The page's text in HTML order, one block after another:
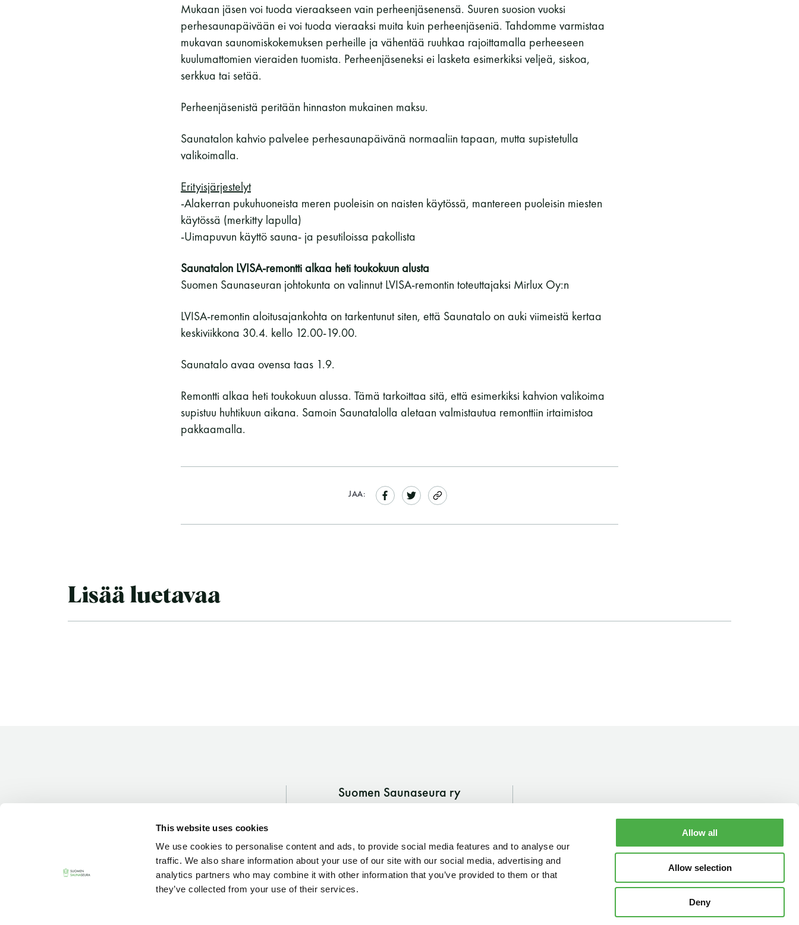
This website uses cookies
We use cookies to personalise content and ads, to provide social media features and to analyse our
traffic. We also share information about your use of our site with our social media, advertising and
analytics partners who may combine it with other information that you’ve provided to them or that
they’ve collected from your use of their services.
Allow all
Allow selection
Deny
Mukaan jäsen voi tuoda vieraakseen vain perheenjäsenensä. Suuren suosion vuoksi
perhesaunapäivään ei voi tuoda vieraaksi muita kuin perheenjäseniä. Tahdomme varmistaa
mukavan saunomiskokemuksen perheille ja vähentää ruuhkaa rajoittamalla perheeseen
kuulumattomien vieraiden tuomista. Perheenjäseneksi ei lasketa esimerkiksi veljeä, siskoa,
serkkua tai setää.
Perheenjäsenistä peritään hinnaston mukainen maksu.
Saunatalon kahvio palvelee perhesaunapäivänä normaaliin tapaan, mutta supistetulla
valikoimalla.
Erityisjärjestelyt
-Alakerran pukuhuoneista meren puoleisin on naisten käytössä, mantereen puoleisin miesten
käytössä (merkitty lapulla)
-Uimapuvun käyttö sauna- ja pesutiloissa pakollista
Saunatalon LVISA-remontti alkaa heti toukokuun alusta
Suomen Saunaseuran johtokunta on valinnut LVISA-remontin toteuttajaksi Mirlux Oy:n
LVISA-remontin aloitusajankohta on tarkentunut siten, että Saunatalo on auki viimeistä kertaa
keskiviikkona 30.4. kello 12.00-19.00.
Saunatalo avaa ovensa taas 1.9.
Remontti alkaa heti toukokuun alussa. Tämä tarkoittaa sitä, että esimerkiksi kahvion valikoima
supistuu huhtikuun aikana. Samoin Saunatalolla aletaan valmistautua remonttiin irtaimistoa
pakkaamalla.
JAA:
Lisää luetavaa
Suomen Saunaseura ry
(saunojen aukioloaikana)
Y-tunnus: 0116872-9
AUKIOLOAJAT